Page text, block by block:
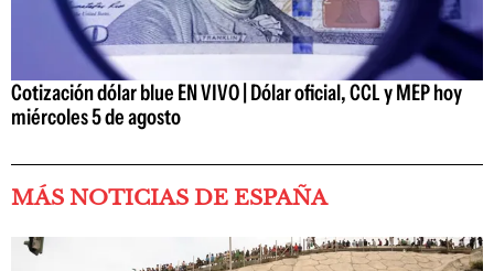
Cotización dólar blue EN VIVO | Dólar oficial, CCL y MEP hoy
miércoles 5 de agosto
MÁS NOTICIAS DE ESPAÑA